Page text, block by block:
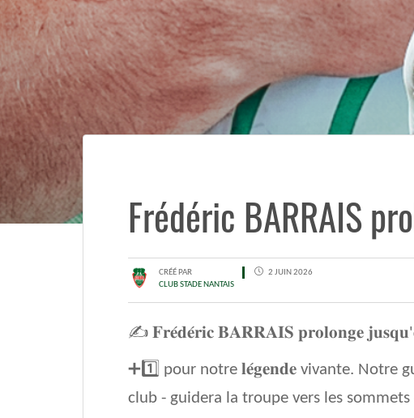
Frédéric BARRAIS
CRÉÉ PAR
CLUB STADE NANTAIS
2 JUIN 2026
✍️ 𝐅𝐫𝐞́𝐝𝐞́𝐫𝐢𝐜 𝐁𝐀𝐑𝐑𝐀𝐈𝐒 𝐩𝐫𝐨𝐥𝐨𝐧𝐠𝐞
➕1️⃣ pour notre 𝐥𝐞́𝐠𝐞𝐧𝐝𝐞 vivante. Notre
club - guidera la troupe vers les sommets